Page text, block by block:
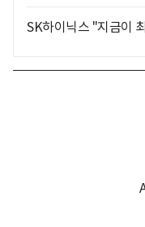
SK하이닉스 "지금이